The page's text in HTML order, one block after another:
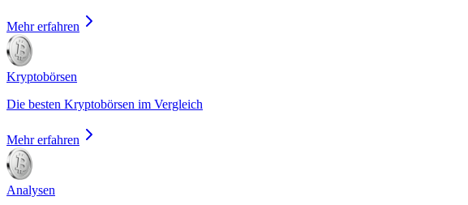
Mehr erfahren
Kryptobörsen
Die besten Kryptobörsen im Vergleich
Mehr erfahren
Analysen